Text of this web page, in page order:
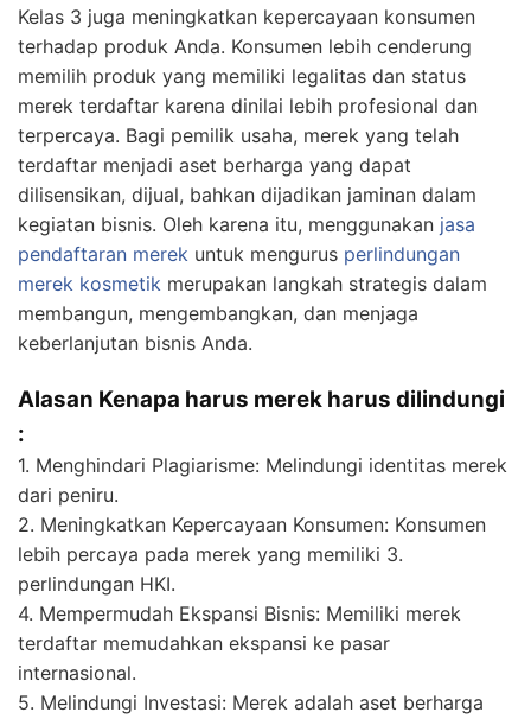
Kelas 3 juga meningkatkan kepercayaan konsumen
terhadap produk Anda. Konsumen lebih cenderung
memilih produk yang memiliki legalitas dan status
merek terdaftar karena dinilai lebih profesional dan
terpercaya. Bagi pemilik usaha, merek yang telah
terdaftar menjadi aset berharga yang dapat
dilisensikan, dijual, bahkan dijadikan jaminan dalam
kegiatan bisnis. Oleh karena itu, menggunakan jasa
pendaftaran merek untuk mengurus perlindungan
merek kosmetik merupakan langkah strategis dalam
membangun, mengembangkan, dan menjaga
keberlanjutan bisnis Anda.
Alasan Kenapa harus merek harus dilindungi
:
1. Menghindari Plagiarisme: Melindungi identitas merek
dari peniru.
2. Meningkatkan Kepercayaan Konsumen: Konsumen
lebih percaya pada merek yang memiliki 3.
perlindungan HKI.
4. Mempermudah Ekspansi Bisnis: Memiliki merek
terdaftar memudahkan ekspansi ke pasar
internasional.
5. Melindungi Investasi: Merek adalah aset berharga